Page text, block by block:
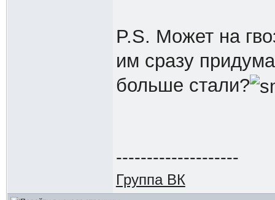
P.S. Может на
им сразу
больше стали?
--------------------
Группа ВК